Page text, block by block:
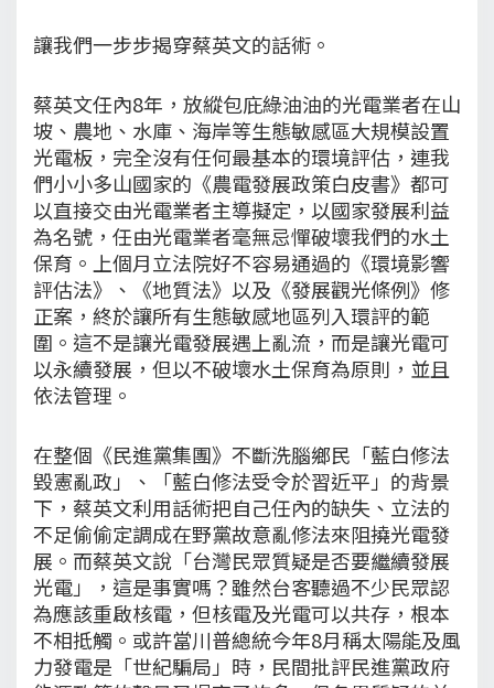
讓我們一步步揭穿蔡英文的話術。
蔡英文任內8年，放縱包庇綠油油的光電業者在山
坡、農地、水庫、海岸等生態敏感區大規模設置
光電板，完全沒有任何最基本的環境評估，連我
們小小多山國家的《農電發展政策白皮書》都可
以直接交由光電業者主導擬定，以國家發展利益
為名號，任由光電業者毫無忌憚破壞我們的水土
保育。上個月立法院好不容易通過的《環境影響
評估法》、《地質法》以及《發展觀光條例》修
正案，終於讓所有生態敏感地區列入環評的範
圍。這不是讓光電發展遇上亂流，而是讓光電可
以永續發展，但以不破壞水土保育為原則，並且
依法管理。
在整個《民進黨集團》不斷洗腦鄉民「藍白修法
毀憲亂政」、「藍白修法受令於習近平」的背景
下，蔡英文利用話術把自己任內的缺失、立法的
不足偷偷定調成在野黨故意亂修法來阻撓光電發
展。而蔡英文說「台灣民眾質疑是否要繼續發展
光電」，這是事實嗎？雖然台客聽過不少民眾認
為應該重啟核電，但核電及光電可以共存，根本
不相抵觸。或許當川普總統今年8月稱太陽能及風
力發電是「世紀騙局」時，民間批評民進黨政府